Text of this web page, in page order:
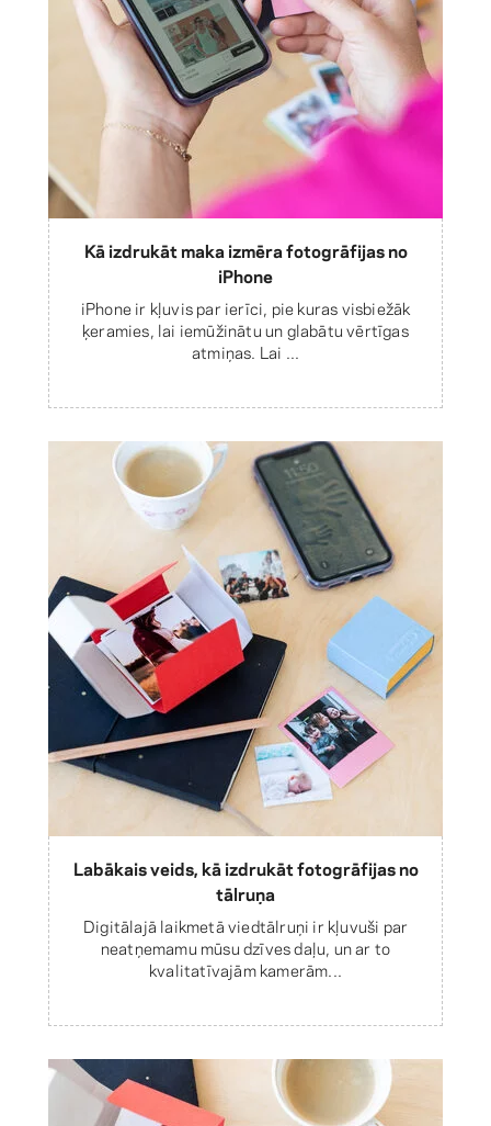
Kā izdrukāt maka izmēra fotogrāfijas no
iPhone
iPhone ir kļuvis par ierīci, pie kuras visbiežāk
ķeramies, lai iemūžinātu un glabātu vērtīgas
atmiņas. Lai ...
Labākais veids, kā izdrukāt fotogrāfijas no
tālruņa
Digitālajā laikmetā viedtālruņi ir kļuvuši par
neatņemamu mūsu dzīves daļu, un ar to
kvalitatīvajām kamerām...